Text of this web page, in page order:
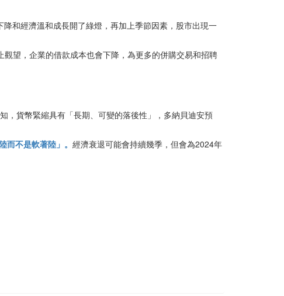
和經濟溫和成長開了綠燈，再加上季節因素，股市出現一
望，企業的借款成本也會下降，為更多的併購交易和招聘
，貨幣緊縮具有「長期、可變的落後性」，多納貝迪安預
不是軟著陸」。 經濟衰退可能會持續幾季，但會為2024年